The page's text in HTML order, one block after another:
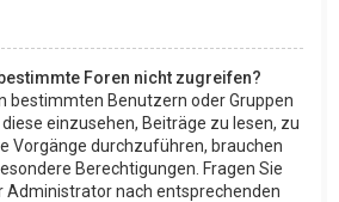
Foren nicht zugreifen?
bestimmten Benutzern oder Gruppen
einzusehen, Beiträge zu lesen, zu
Vorgänge durchzuführen, brauchen
Berechtigungen. Fragen Sie
Administrator nach entsprechenden